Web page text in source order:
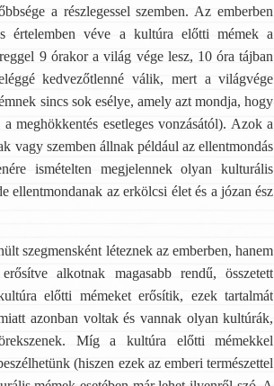
a részlegessel szemben. Az emberben
értelemben véve a kultúra előtti mémek a
9 órakor a világ vége lesz, 10 óra tájban
kedvezőtlenné válik, mert a világvége
sincs sok esélye, amely azt mondja, hogy
meghökkentés esetleges vonzásától). Azok a
vagy szemben állnak például az ellentmondás
ismételten megjelennek olyan kulturális
ellentmondanak az erkölcsi élet és a józan ész
szegmensként léteznek az emberben, hanem
alkotnak magasabb rendű, összetett
előtti mémeket erősítik, ezek tartalmát
azonban voltak és vannak olyan kultúrák,
Míg a kultúra előtti mémekkel
(hiszen ezek az emberi természettel